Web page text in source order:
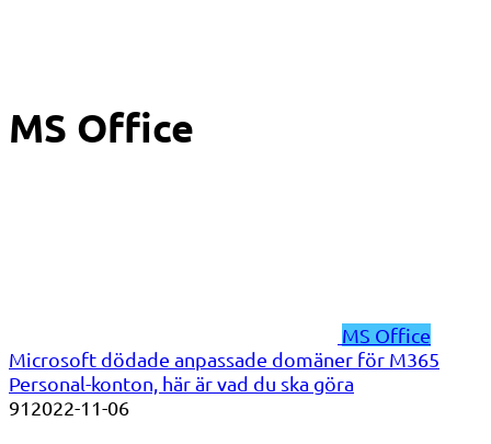
MS Office
MS Office
Microsoft dödade anpassade domäner för M365
Personal-konton, här är vad du ska göra
912022-11-06